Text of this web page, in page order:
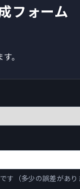
フォーム
。
す（多少の誤差があり